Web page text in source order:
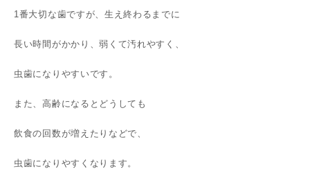
1番大切な歯ですが、生え終わるまでに
長い時間がかかり、弱くて汚れやすく、
虫歯になりやすいです。
また、高齢になるとどうしても
飲食の回数が増えたりなどで、
虫歯になりやすくなります。